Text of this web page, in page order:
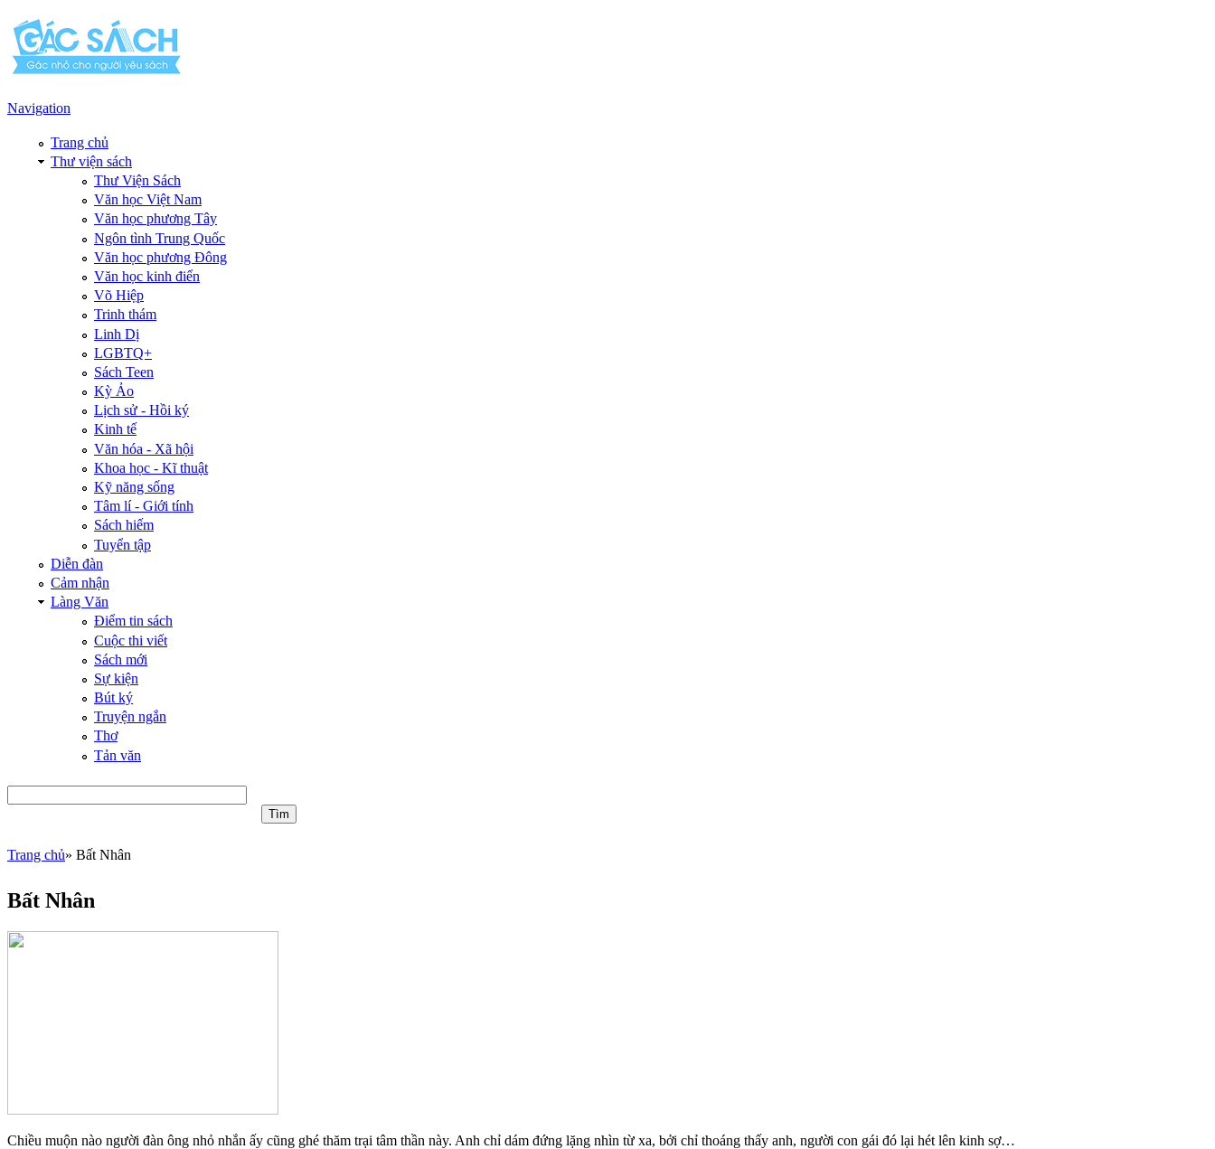
Navigation
Trang chủ
Thư viện sách
Thư Viện Sách
Văn học Việt Nam
Văn học phương Tây
Ngôn tình Trung Quốc
Văn học phương Đông
Văn học kinh điển
Võ Hiệp
Trinh thám
Linh Dị
LGBTQ+
Sách Teen
Kỳ Ảo
Lịch sử - Hồi ký
Kinh tế
Văn hóa - Xã hội
Khoa học - Kĩ thuật
Kỹ năng sống
Tâm lí - Giới tính
Sách hiếm
Tuyển tập
Diễn đàn
Cảm nhận
Làng Văn
Điểm tin sách
Cuộc thi viết
Sách mới
Sự kiện
Bút ký
Truyện ngắn
Thơ
Tản văn
Trang chủ» Bất Nhân
Bất Nhân
Chiều muộn nào người đàn ông nhỏ nhắn ấy cũng ghé thăm trại tâm thần này. Anh chỉ dám đứng lặng nhìn từ xa, bởi chỉ thoáng thấy anh, người con gái đó lại hét lên kinh sợ…